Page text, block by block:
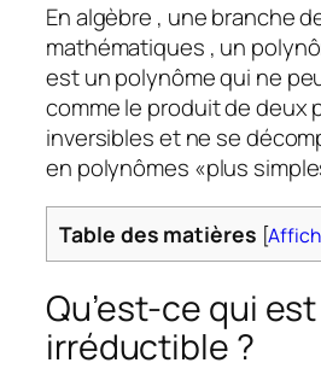
En algèbre , une branche
mathématiques , un
est un polynôme qui ne
comme le produit de deux
inversibles et ne se
en polynômes «plus
Table des matières [
Qu’est-ce qui est
irréductible ?